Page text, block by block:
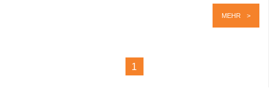
MEHR
1